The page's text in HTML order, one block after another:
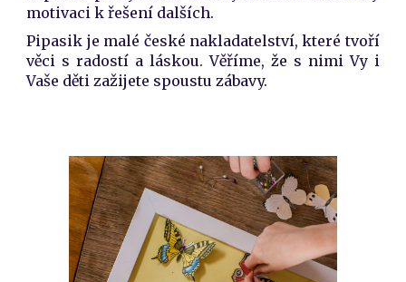
motivaci k řešení dalších.
Pipasik je malé české nakladatelství, které tvoří
věci s radostí a láskou. Věříme, že s nimi Vy i
Vaše děti zažijete spoustu zábavy.